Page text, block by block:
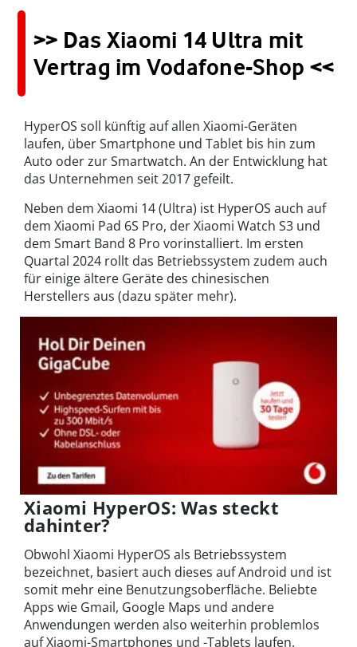
>> Das Xiaomi 14 Ultra mit
Vertrag im Vodafone-Shop <<
HyperOS soll künftig auf allen Xiaomi-Geräten
laufen, über Smartphone und Tablet bis hin zum
Auto oder zur Smartwatch. An der Entwicklung hat
das Unternehmen seit 2017 gefeilt.
Neben dem Xiaomi 14 (Ultra) ist HyperOS auch auf
dem Xiaomi Pad 6S Pro, der Xiaomi Watch S3 und
dem Smart Band 8 Pro vorinstalliert. Im ersten
Quartal 2024 rollt das Betriebssystem zudem auch
für einige ältere Geräte des chinesischen
Herstellers aus (dazu später mehr).
Xiaomi HyperOS: Was steckt
dahinter?
Obwohl Xiaomi HyperOS als Betriebssystem
bezeichnet, basiert auch dieses auf Android und ist
somit mehr eine Benutzungsoberfläche. Beliebte
Apps wie Gmail, Google Maps und andere
Anwendungen werden also weiterhin problemlos
auf Xiaomi-Smartphones und -Tablets laufen.